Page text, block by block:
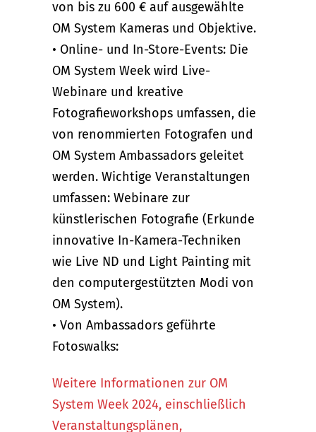
von bis zu 600 € auf ausgewählte
OM System Kameras und Objektive.
• Online- und In-Store-Events: Die
OM System Week wird Live-
Webinare und kreative
Fotografieworkshops umfassen, die
von renommierten Fotografen und
OM System Ambassadors geleitet
werden. Wichtige Veranstaltungen
umfassen: Webinare zur
künstlerischen Fotografie (Erkunde
innovative In-Kamera-Techniken
wie Live ND und Light Painting mit
den computergestützten Modi von
OM System).
• Von Ambassadors geführte
Fotoswalks:
Weitere Informationen zur OM
System Week 2024, einschließlich
Veranstaltungsplänen,